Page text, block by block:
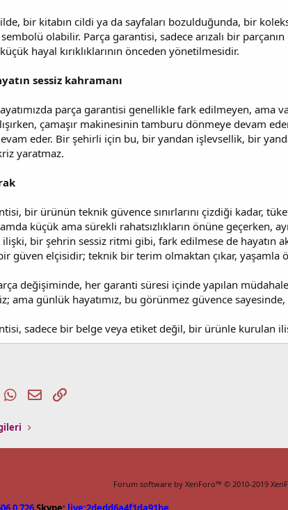
bir kitabın cildi ya da sayfaları bozulduğunda, bir
olabilir. Parça garantisi, sadece arızalı bir
hayal kırıklıklarının önceden yönetilmesidir.
sessiz kahramanı
parça garantisi genellikle fark edilmeyen, ama
çamaşır makinesinin tamburu dönmeye devam
eder. Bir şehirli için bu, bir yandan işlevsellik, bir
yaratmaz.
bir ürünün teknik güvence sınırlarını çizdiği kadar,
küçük ama sürekli rahatsızlıkların önüne geçerken,
bir şehrin sessiz ritmi gibi, fark edilmese de hayatın
güven elçisidir; teknik bir terim olmaktan çıkar, yaşamla
değişiminde, her garanti süresi içinde yapılan
ama günlük hayatımız, bu görünmez güvence
sadece bir belge veya etiket değil, bir ürünle kurulan
WhatsApp
E-postaLink
Forum software by XenForo™ © 2010-2019